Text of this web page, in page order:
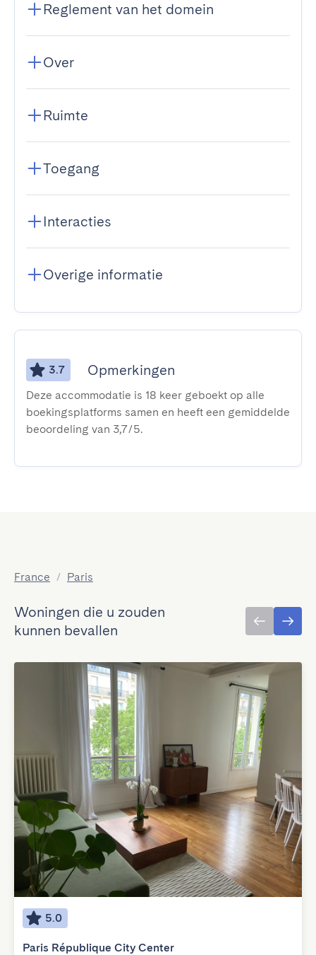
Reglement van het domein
Over
Ruimte
Toegang
Interacties
Overige informatie
3.7 Opmerkingen
Deze accommodatie is 18 keer geboekt op alle
boekingsplatforms samen en heeft een gemiddelde
beoordeling van 3,7/5.
France / Paris
Woningen die u zouden
kunnen bevallen
5.0
Paris République City Center